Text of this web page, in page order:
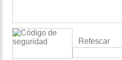
Refescar